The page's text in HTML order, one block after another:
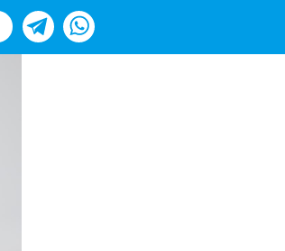
Для слабовидящих